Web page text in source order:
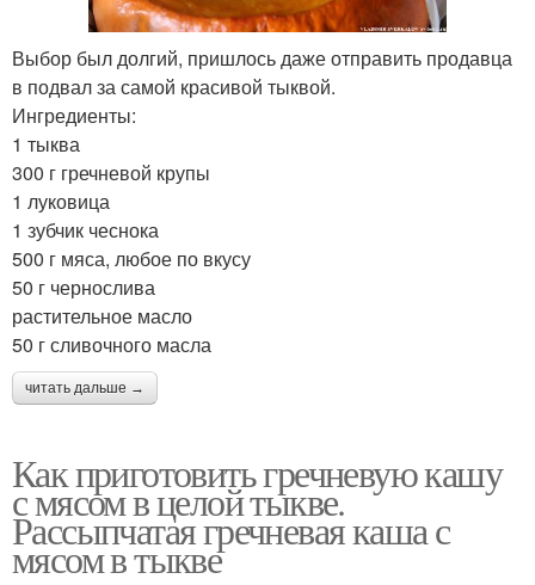
Выбор был долгий, пришлось даже отправить продавца
в подвал за самой красивой тыквой.
Ингредиенты:
1 тыква
300 г гречневой крупы
1 луковица
1 зубчик чеснока
500 г мяса, любое по вкусу
50 г чернослива
растительное масло
50 г сливочного масла
читать дальше →
Как приготовить гречневую кашу
с мясом в целой тыкве.
Рассыпчатая гречневая каша с
мясом в тыкве